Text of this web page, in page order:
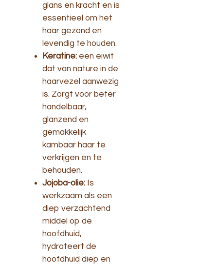
glans en kracht en is
essentieel om het
haar gezond en
levendig te houden.
Keratine:een eiwit
dat van nature in de
haarvezel aanwezig
is. Zorgt voor beter
handelbaar,
glanzend en
gemakkelijk
kambaar haar te
verkrijgen en te
behouden.
Jojoba-olie:Is
werkzaam als een
diep verzachtend
middel op de
hoofdhuid,
hydrateert de
hoofdhuid diep en